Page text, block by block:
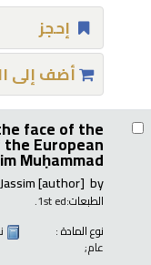
إحجز
أضف إلى
face of the
European
Muḥammad.
by
[author]
الطبعات:1st ed.
نوع المادة :
عام;